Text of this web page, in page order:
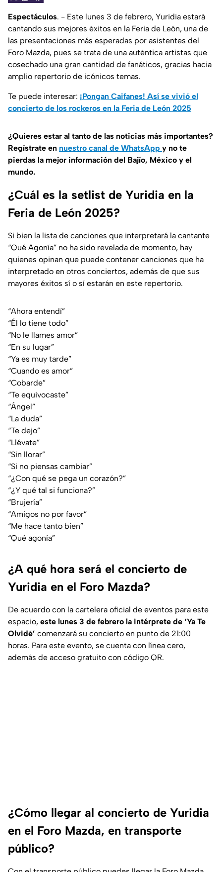
Espectáculos. - Este lunes 3 de febrero, Yuridia estará
cantando sus mejores éxitos en la Feria de León, una de
las presentaciones más esperadas por asistentes del
Foro Mazda, pues se trata de una auténtica artistas que
cosechado una gran cantidad de fanáticos, gracias hacia
amplio repertorio de icónicos temas.
Te puede interesar: ¡Pongan Caifanes! Así se vivió el
concierto de los rockeros en la Feria de León 2025
¿Quieres estar al tanto de las noticias más importantes?
Regístrate en nuestro canal de WhatsApp y no te
pierdas la mejor información del Bajío, México y el
mundo.
¿Cuál es la setlist de Yuridia en la
Feria de León 2025?
Si bien la lista de canciones que interpretará la cantante
“Qué Agonía” no ha sido revelada de momento, hay
quienes opinan que puede contener canciones que ha
interpretado en otros conciertos, además de que sus
mayores éxitos sí o sí estarán en este repertorio.
“Ahora entendí”
“Él lo tiene todo”
“No le llames amor”
“En su lugar”
“Ya es muy tarde”
“Cuando es amor”
“Cobarde”
“Te equivocaste”
“Ángel”
“La duda”
“Te dejo”
“Llévate”
“Sin llorar”
“Si no piensas cambiar”
“¿Con qué se pega un corazón?”
“¿Y qué tal si funciona?”
“Brujería”
“Amigos no por favor”
“Me hace tanto bien”
“Qué agonía”
¿A qué hora será el concierto de
Yuridia en el Foro Mazda?
De acuerdo con la cartelera oficial de eventos para este
espacio, este lunes 3 de febrero la intérprete de ‘Ya Te
Olvidé’ comenzará su concierto en punto de 21:00
horas. Para este evento, se cuenta con línea cero,
además de acceso gratuito con código QR.
¿Cómo llegar al concierto de Yuridia
en el Foro Mazda, en transporte
público?